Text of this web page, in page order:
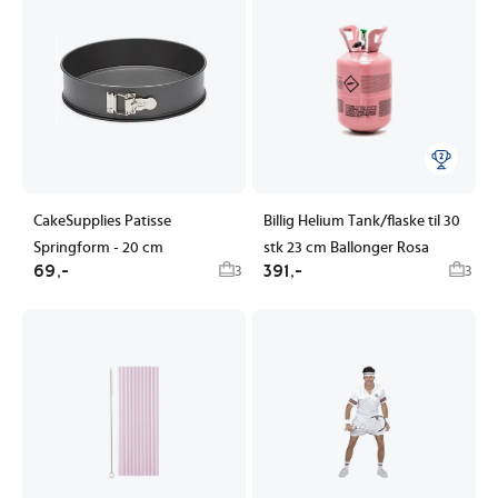
CakeSupplies Patisse
Springform - 20 cm
69,- 3
Billig Helium Tank/flaske til 30
stk 23 cm Ballonger Rosa
391,- 3